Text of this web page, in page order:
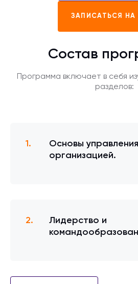
ЗАПИСАТЬСЯ НА
Состав
Программа включает в себя
разделов:
Основы управления
организацией.
Лидерство и